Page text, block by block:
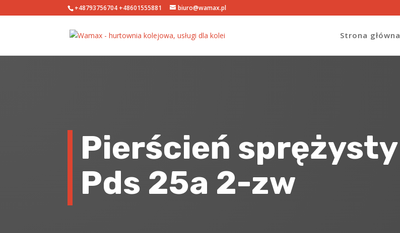
+48793756704 +48601555881 biuro@wamax.pl
Strona główna
Pierścień sprężysty
Pds 25a 2-zw